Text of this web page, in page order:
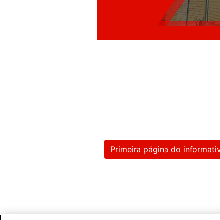
Primeira página do